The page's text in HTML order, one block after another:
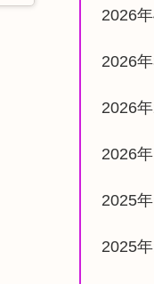
2026
2026
2026
2026
2025
2025